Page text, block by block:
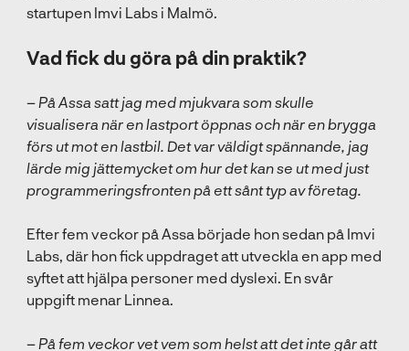
startupen Imvi Labs i Malmö.
Vad fick du göra på din praktik?
– På Assa satt jag med mjukvara som skulle
visualisera när en lastport öppnas och när en brygga
förs ut mot en lastbil. Det var väldigt spännande, jag
lärde mig jättemycket om hur det kan se ut med just
programmeringsfronten på ett sånt typ av företag.
Efter fem veckor på Assa började hon sedan på Imvi
Labs, där hon fick uppdraget att utveckla en app med
syftet att hjälpa personer med dyslexi. En svår
uppgift menar Linnea.
– På fem veckor vet vem som helst att det inte går att